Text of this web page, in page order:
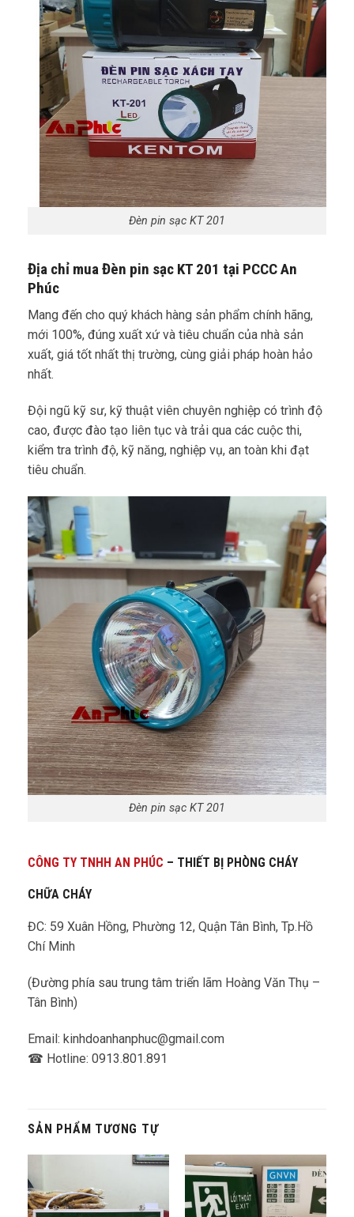
Đèn pin sạc KT 201
Địa chỉ mua Đèn pin sạc KT 201 tại PCCC An
Phúc
Mang đến cho quý khách hàng sản phẩm chính hãng,
mới 100%, đúng xuất xứ và tiêu chuẩn của nhà sản
xuất, giá tốt nhất thị trường, cùng giải pháp hoàn hảo
nhất.
Đội ngũ kỹ sư, kỹ thuật viên chuyên nghiệp có trình độ
cao, được đào tạo liên tục và trải qua các cuộc thi,
kiểm tra trình độ, kỹ năng, nghiệp vụ, an toàn khi đạt
tiêu chuẩn.
Đèn pin sạc KT 201
CÔNG TY TNHH AN PHÚC – THIẾT BỊ PHÒNG CHÁY
CHỮA CHÁY
ĐC: 59 Xuân Hồng, Phường 12, Quận Tân Bình, Tp.Hồ
Chí Minh
(Đường phía sau trung tâm triển lãm Hoàng Văn Thụ –
Tân Bình)
Email: kinhdoanhanphuc@gmail.com
☎ Hotline: 0913.801.891
SẢN PHẨM TƯƠNG TỰ